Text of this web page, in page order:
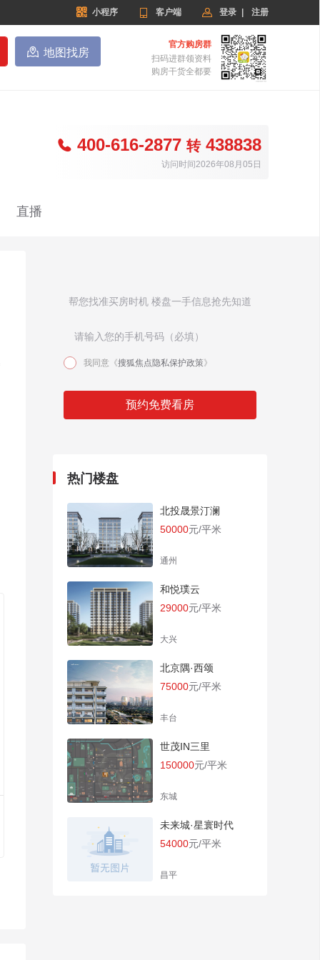
 小程序  客户端  登录 注册
 地图找房
官方购房群
扫码进群领资料
购房干货全都要
 400-616-2877 转438838
访问时间2026年08月05日
直播
帮您找准买房时机 楼盘一手信息抢先知道
我同意《搜狐焦点隐私保护政策》
预约免费看房
热门楼盘
北投晟景汀澜
50000元/平米
通州
和悦璞云
29000元/平米
大兴
北京隅·西颂
75000元/平米
丰台
世茂IN三里
150000元/平米
东城
未来城·星寰时代
54000元/平米
昌平